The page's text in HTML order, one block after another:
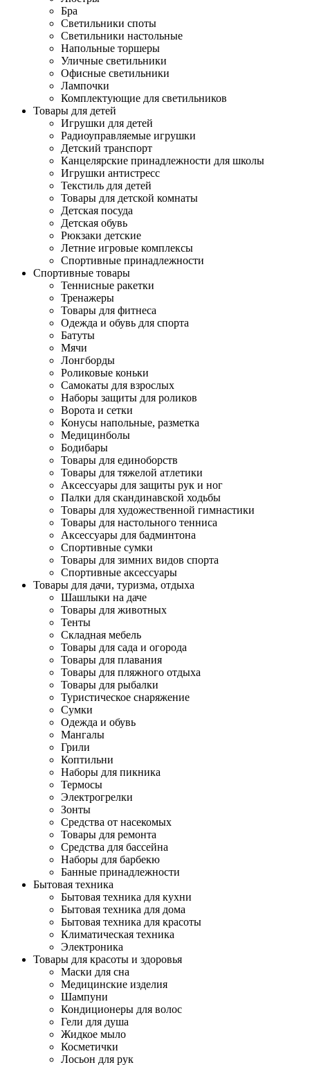
Бра
Светильники споты
Светильники настольные
Напольные торшеры
Уличные светильники
Офисные светильники
Лампочки
Комплектующие для светильников
Товары для детей
Игрушки для детей
Радиоуправляемые игрушки
Детский транспорт
Канцелярские принадлежности для школы
Игрушки антистресс
Текстиль для детей
Товары для детской комнаты
Детская посуда
Детская обувь
Рюкзаки детские
Летние игровые комплексы
Спортивные принадлежности
Спортивные товары
Теннисные ракетки
Тренажеры
Товары для фитнеса
Одежда и обувь для спорта
Батуты
Мячи
Лонгборды
Роликовые коньки
Самокаты для взрослых
Наборы защиты для роликов
Ворота и сетки
Конусы напольные, разметка
Медицинболы
Бодибары
Товары для единоборств
Товары для тяжелой атлетики
Аксессуары для защиты рук и ног
Палки для скандинавской ходьбы
Товары для художественной гимнастики
Товары для настольного тенниса
Аксессуары для бадминтона
Спортивные сумки
Товары для зимних видов спорта
Спортивные аксессуары
Товары для дачи, туризма, отдыха
Шашлыки на даче
Товары для животных
Тенты
Складная мебель
Товары для сада и огорода
Товары для плавания
Товары для пляжного отдыха
Товары для рыбалки
Туристическое снаряжение
Сумки
Одежда и обувь
Мангалы
Грили
Коптильни
Наборы для пикника
Термосы
Электрогрелки
Зонты
Средства от насекомых
Товары для ремонта
Средства для бассейна
Наборы для барбекю
Банные принадлежности
Бытовая техника
Бытовая техника для кухни
Бытовая техника для дома
Бытовая техника для красоты
Климатическая техника
Электроника
Товары для красоты и здоровья
Маски для сна
Медицинские изделия
Шампуни
Кондиционеры для волос
Гели для душа
Жидкое мыло
Косметички
Лосьон для рук